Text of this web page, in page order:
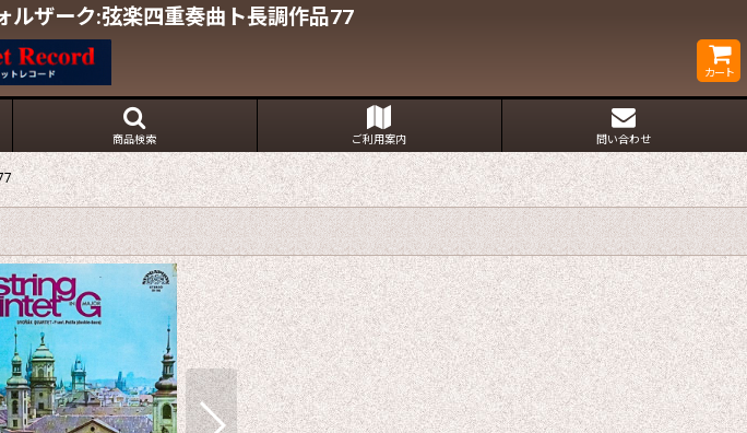
ルザーク:弦楽四重奏曲ト長調作品77
カート
商品検索 ご利用案内 問い合わせ